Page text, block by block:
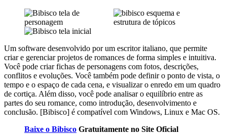
Um software desenvolvido por um escritor italiano, que permite
criar e gerenciar projetos de romances de forma simples e intuitiva.
Você pode criar fichas de personagens com fotos, descrições,
conflitos e evoluções. Você também pode definir o ponto de vista, o
tempo e o espaço de cada cena, e visualizar o enredo em um quadro
de cortiça. Além disso, você pode analisar o equilíbrio entre as
partes do seu romance, como introdução, desenvolvimento e
conclusão. [Bibisco] é compatível com Windows, Linux e Mac OS.
Baixe o Bibisco Gratuitamente no Site Oficial